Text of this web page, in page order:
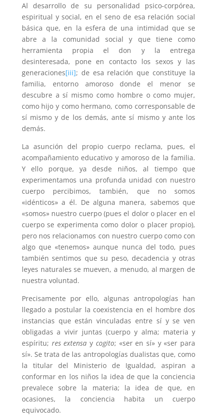
Al desarrollo de su personalidad psico-corpórea,
espiritual y social, en el seno de esa relación social
básica que, en la esfera de una intimidad que se
abre a la comunidad social y que tiene como
herramienta propia el don y la entrega
desinteresada, pone en contacto los sexos y las
generaciones[iii]; de esa relación que constituye la
familia, entorno amoroso donde el menor se
descubre a sí mismo como hombre o como mujer,
como hijo y como hermano, como corresponsable de
sí mismo y de los demás, ante sí mismo y ante los
demás.
La asunción del propio cuerpo reclama, pues, el
acompañamiento educativo y amoroso de la familia.
Y ello porque, ya desde niños, al tiempo que
experimentamos una profunda unidad con nuestro
cuerpo percibimos, también, que no somos
«idénticos» a él. De alguna manera, sabemos que
«somos» nuestro cuerpo (pues el dolor o placer en el
cuerpo se experimenta como dolor o placer propio),
pero nos relacionamos con nuestro cuerpo como con
algo que «tenemos» aunque nunca del todo, pues
también sentimos que su peso, decadencia y otras
leyes naturales se mueven, a menudo, al margen de
nuestra voluntad.
Precisamente por ello, algunas antropologías han
llegado a postular la coexistencia en el hombre dos
instancias que están vinculadas entre sí y se ven
obligadas a vivir juntas (cuerpo y alma; materia y
espíritu; res extensay cogito; «ser en sí» y «ser para
sí». Se trata de las antropologías dualistas que, como
la titular del Ministerio de Igualdad, aspiran a
conformar en los niños la idea de que la conciencia
prevalece sobre la materia; la idea de que, en
ocasiones, la conciencia habita un cuerpo
equivocado.